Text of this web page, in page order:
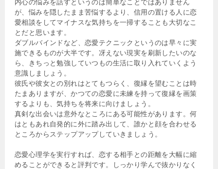
内心の悩みを話すというのは簡単なことではありません
が、悩みを隠したまま苦悩するより、信用の置ける人に恋
愛相談をしてマイナスな気持ちを一掃することも大切なこ
とだと思います。
ダブルバインドなど、恋愛テクニックというのは早々に実
施できるものが大半です。冴えない現実を刷新したいのな
ら、きちっと勉強していつもの生活に取り入れていくよう
意識しましょう。
彼氏や彼女との別れはとてもつらく、復縁を望むことは時
たまありますが、かつての恋愛に未練を持って復縁を画策
するよりも、気持ちを将来に向けましょう。
真剣な出会いは意外なところにある可能性があります。何
はともあれ自発的に外に踏み出して、誰かと顔を合わせる
ところからステップアップしていきましょう。
恋愛心理学を実行すれば、恋する相手との距離を大幅に縮
めることができると評判です。しっかり学んで抜かりなく